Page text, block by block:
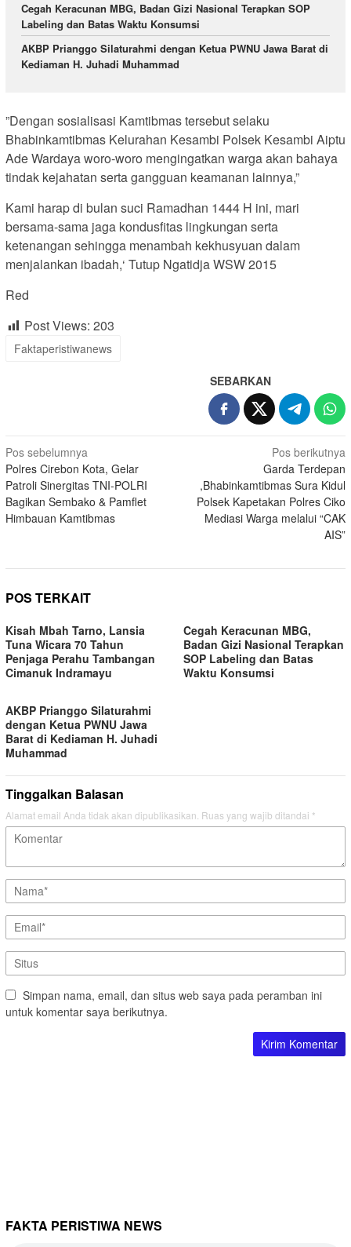
Cegah Keracunan MBG, Badan Gizi Nasional Terapkan SOP
Labeling dan Batas Waktu Konsumsi
AKBP Prianggo Silaturahmi dengan Ketua PWNU Jawa Barat di
Kediaman H. Juhadi Muhammad
”Dengan sosialisasi Kamtibmas tersebut selaku
Bhabinkamtibmas Kelurahan Kesambi Polsek Kesambi Aiptu
Ade Wardaya woro-woro mengingatkan warga akan bahaya
tindak kejahatan serta gangguan keamanan lainnya,”
Kami harap di bulan suci Ramadhan 1444 H ini, mari
bersama-sama jaga kondusfitas lingkungan serta
ketenangan sehingga menambah kekhusyuan dalam
menjalankan ibadah,‘ Tutup Ngatidja WSW 2015
Red
Post Views: 203
Faktaperistiwanews
SEBARKAN
Navigasi
pos
Pos sebelumnya
Polres Cirebon Kota, Gelar
Patroli Sinergitas TNI-POLRI
Bagikan Sembako & Pamflet
Himbauan Kamtibmas
Pos berikutnya
Garda Terdepan
,Bhabinkamtibmas Sura Kidul
Polsek Kapetakan Polres Ciko
Mediasi Warga melalui “CAK
AIS”
POS TERKAIT
Kisah Mbah Tarno, Lansia
Tuna Wicara 70 Tahun
Penjaga Perahu Tambangan
Cimanuk Indramayu
Cegah Keracunan MBG,
Badan Gizi Nasional Terapkan
SOP Labeling dan Batas
Waktu Konsumsi
AKBP Prianggo Silaturahmi
dengan Ketua PWNU Jawa
Barat di Kediaman H. Juhadi
Muhammad
Tinggalkan Balasan
Alamat email Anda tidak akan dipublikasikan. Ruas yang wajib ditandai *
Simpan nama, email, dan situs web saya pada peramban ini
untuk komentar saya berikutnya.
FAKTA PERISTIWA NEWS